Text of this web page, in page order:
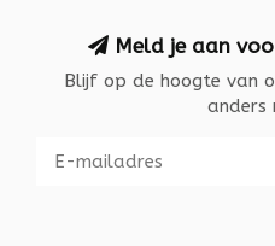
Meld je aan
Blijf op de hoogte van
anders